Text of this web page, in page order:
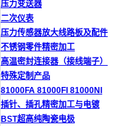
压力变送器
二次仪表
压力传感器放大线路板及配件
不锈钢零件精密加工
高温密封连接器（接线端子）
特殊定制产品
81000FA 81000FI 81000NI
插针、插孔精密加工与电镀
BST超高纯陶瓷电极